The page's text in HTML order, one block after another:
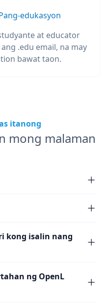
edukasyon
at educator
.edu email, na may
bawat taon.
itanong
mong malaman
kong isalin nang
ng OpenL